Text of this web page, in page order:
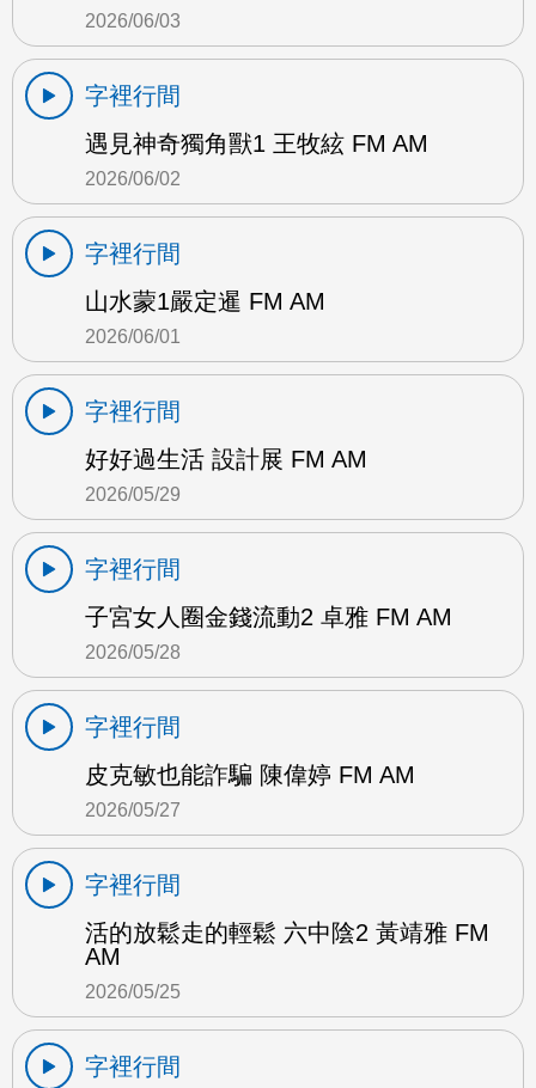
2026/06/03
字裡行間
遇見神奇獨角獸1 王牧絃 FM AM
2026/06/02
字裡行間
山水蒙1嚴定暹 FM AM
2026/06/01
字裡行間
好好過生活 設計展 FM AM
2026/05/29
字裡行間
子宮女人圈金錢流動2 卓雅 FM AM
2026/05/28
字裡行間
皮克敏也能詐騙 陳偉婷 FM AM
2026/05/27
字裡行間
活的放鬆走的輕鬆 六中陰2 黃靖雅 FM
AM
2026/05/25
字裡行間